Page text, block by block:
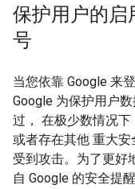
保护用户的启
号
当您依靠 Google 来
Google 为保护用户
过， 在极少数情况下
或者存在其他 重大
受到攻击。为了更好
自 Google 的安全提